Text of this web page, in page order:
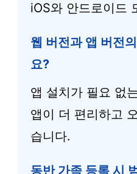
iOS와 안드로이드
웹 버전과 앱 버전
요?
앱 설치가 필요 없
앱이 더 편리하고
습니다.
동반 가족 등록 시